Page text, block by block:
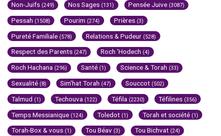
Non-Juifs (249) Nos Sages (131) Pensée Juive (3087)
Pessah (1508) Pourim (274) Prières (3)
Pureté Familiale (578) Relations & Pudeur (528)
Respect des Parents (247) Roch 'Hodech (4)
Roch Hachana (296) Santé (1) Science & Torah (33)
Sexualité (8) Sim'hat Torah (47) Souccot (502)
Talmud (1) Techouva (122) Téfila (2230) Téfilines (356)
Temps Messianique (124) Toledot (1) Torah et société (1)
Torah-Box & vous (1) Tou Béav (3) Tou Bichvat (24)